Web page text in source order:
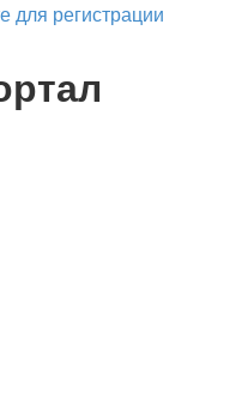
регистрации